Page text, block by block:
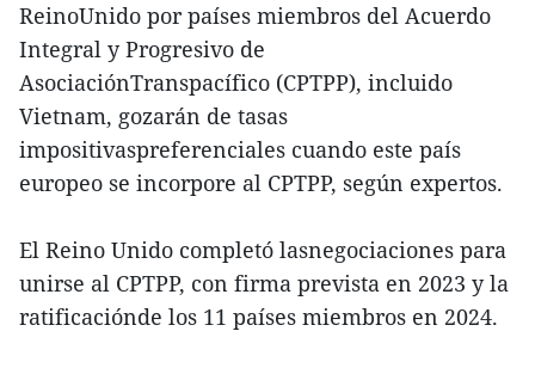
ReinoUnido por países miembros del Acuerdo
Integral y Progresivo de
AsociaciónTranspacífico (CPTPP), incluido
Vietnam, gozarán de tasas
impositivaspreferenciales cuando este país
europeo se incorpore al CPTPP, según expertos.
El Reino Unido completó lasnegociaciones para
unirse al CPTPP, con firma prevista en 2023 y la
ratificaciónde los 11 países miembros en 2024.